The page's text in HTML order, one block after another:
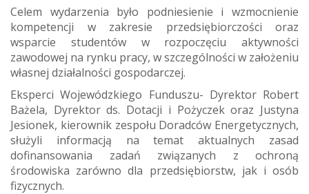
Celem wydarzenia było podniesienie i wzmocnienie
kompetencji w zakresie przedsiębiorczości oraz
wsparcie studentów w rozpoczęciu aktywności
zawodowej na rynku pracy, w szczególności w założeniu
własnej działalności gospodarczej.
Eksperci Wojewódzkiego Funduszu- Dyrektor Robert
Bażela, Dyrektor ds. Dotacji i Pożyczek oraz Justyna
Jesionek, kierownik zespołu Doradców Energetycznych,
służyli informacją na temat aktualnych zasad
dofinansowania zadań związanych z ochroną
środowiska zarówno dla przedsiębiorstw, jak i osób
fizycznych.